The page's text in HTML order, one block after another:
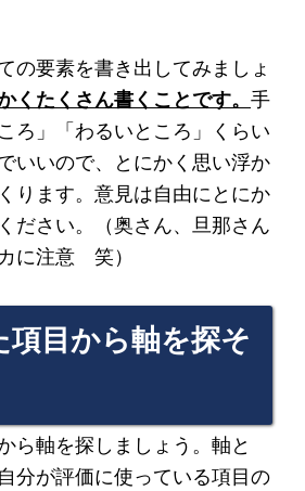
の要素を書き出してみましょ
くたくさん書くことです。 手
ろ」「わるいところ」くらい
いいので、とにかく思い浮か
ります。意見は自由にとにか
ださい。（奥さん、旦那さん
に注意 笑）
項目から軸を探そ
ら軸を探しましょう。軸と
分が評価に使っている項目の